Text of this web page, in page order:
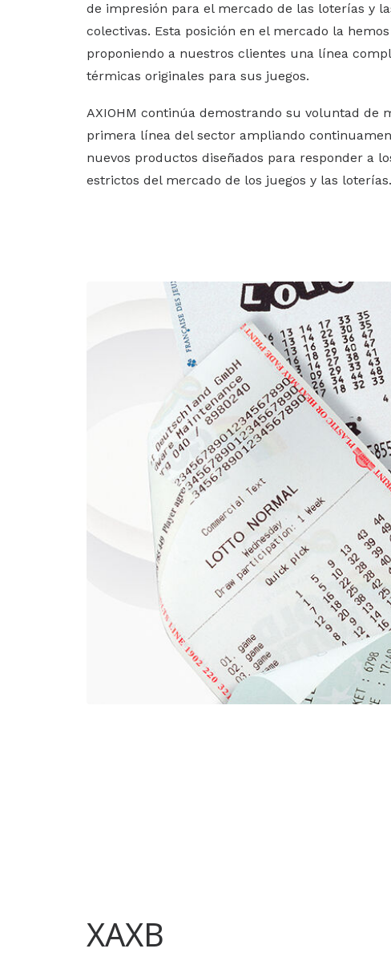
de impresión para el mercado de las loterías y
colectivas. Esta posición en el mercado la
proponiendo a nuestros clientes una línea
térmicas originales para sus juegos.
AXIOHM continúa demostrando su voluntad de
primera línea del sector ampliando
nuevos productos diseñados para responder a
estrictos del mercado de los juegos y las loterías.
XAXB